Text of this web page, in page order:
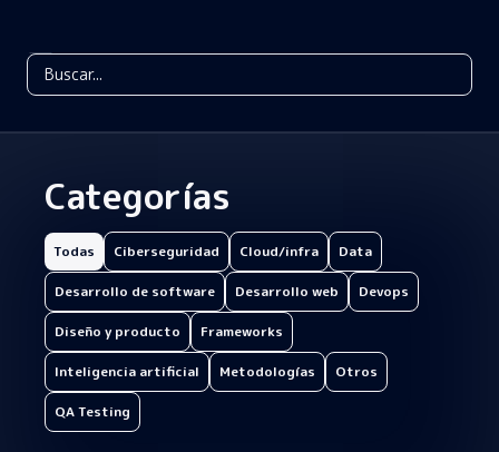
Categorías
Ciberseguridad Cloud/infra Data
Desarrollo de software Desarrollo web Devops
Diseño y producto Frameworks
Inteligencia artificial Metodologías Otros
QA Testing
Todas